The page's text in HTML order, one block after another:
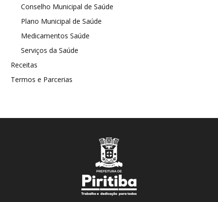
Conselho Municipal de Saúde
Plano Municipal de Saúde
Medicamentos Saúde
Serviços da Saúde
Receitas
Termos e Parcerias